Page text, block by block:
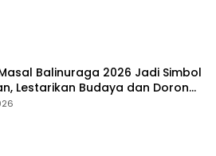
Balinuraga 2026 Jadi Simbol
Lestarikan Budaya dan Dorong
Lampung Selatan